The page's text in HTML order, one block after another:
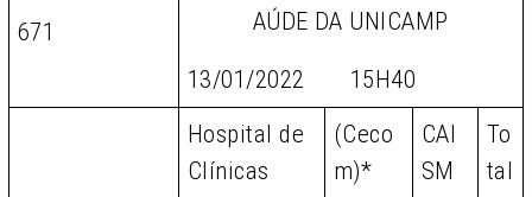
671
AÚDE DA UNICAMP
13/01/2022 15H40
Hospital de
Clínicas
(Ceco
m)*
CAI
SM
To
tal